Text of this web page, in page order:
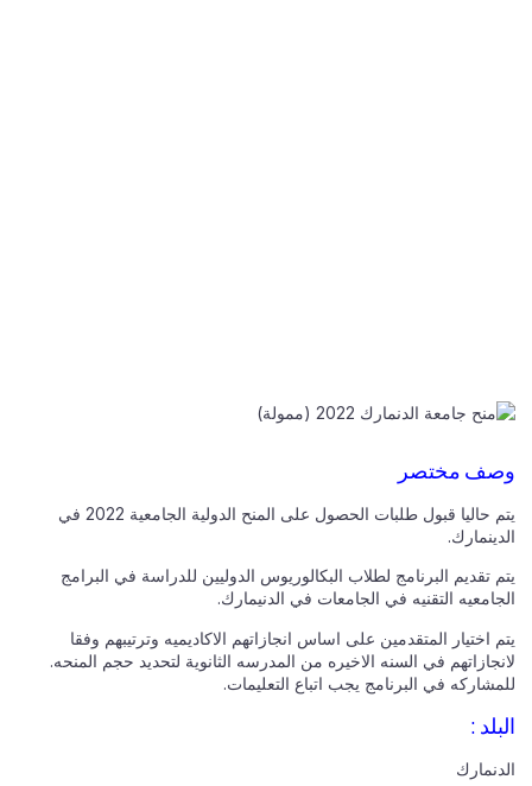
وصف مختصر
يتم حاليا قبول طلبات الحصول على المنح الدولية الجامعية 2022 في
الدينمارك.
يتم تقديم البرنامج لطلاب البكالوريوس الدوليين للدراسة في البرامج
الجامعيه التقنيه في الجامعات في الدنيمارك.
يتم اختيار المتقدمين على اساس انجازاتهم الاكاديميه وترتيبهم وفقا
لانجازاتهم في السنه الاخيره من المدرسه الثانوية لتحديد حجم المنحه.
للمشاركه في البرنامج يجب اتباع التعليمات.
البلد :
الدنمارك